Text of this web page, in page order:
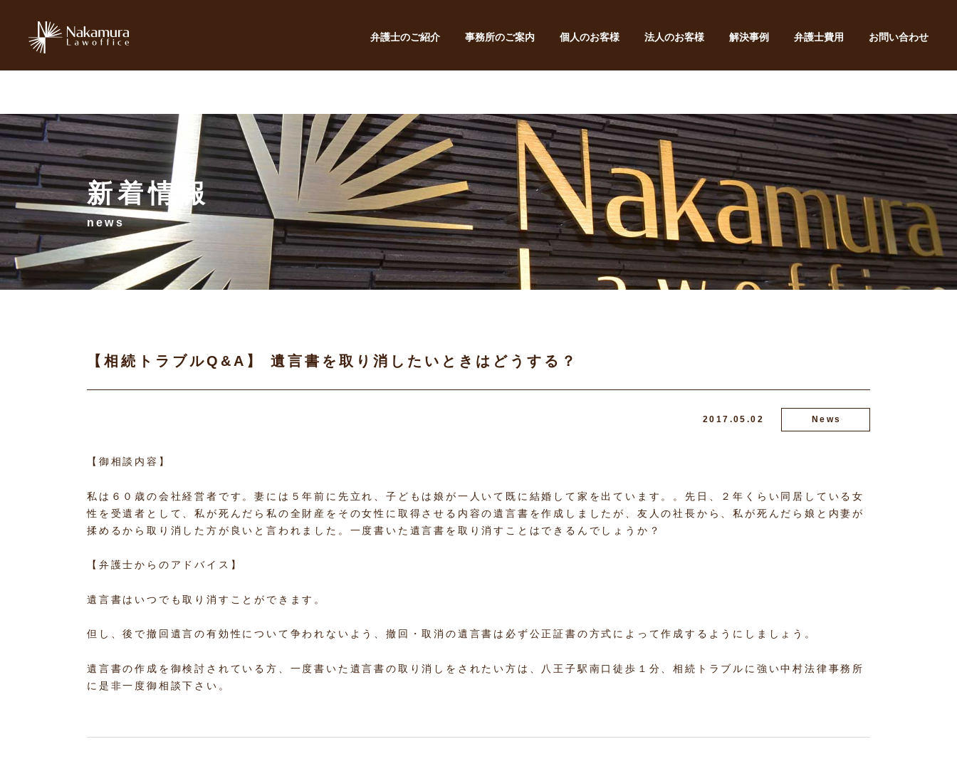
弁護士のご紹介 事務所のご案内 個人のお客様 法人のお客様 解決事例 弁護士費用 お問い合わせ
新着情報
news
【相続トラブルQ&A】 遺言書を取り消したいときはどうする？
2017.05.02 News
【御相談内容】
私は６０歳の会社経営者です。妻には５年前に先立れ、子どもは娘が一人いて既に結婚して家を出ています。。先日、２年くらい同居している女
性を受遺者として、私が死んだら私の全財産をその女性に取得させる内容の遺言書を作成しましたが、友人の社長から、私が死んだら娘と内妻が
揉めるから取り消した方が良いと言われました。一度書いた遺言書を取り消すことはできるんでしょうか？
【弁護士からのアドバイス】
遺言書はいつでも取り消すことができます。
但し、後で撤回遺言の有効性について争われないよう、撤回・取消の遺言書は必ず公正証書の方式によって作成するようにしましょう。
遺言書の作成を御検討されている方、一度書いた遺言書の取り消しをされたい方は、八王子駅南口徒歩１分、相続トラブルに強い中村法律事務所
に是非一度御相談下さい。